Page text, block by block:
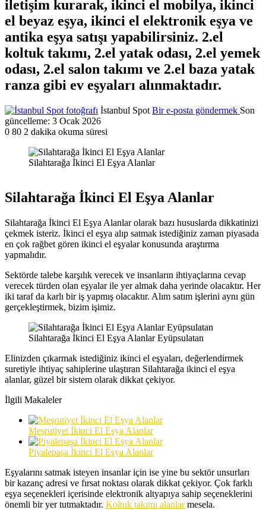
iletişim kurarak, ikinci el mobilya, ikinci
el beyaz eşya, ikinci el elektronik eşya ve
antika eşya satışı yapabilirsiniz. 2.el
koltuk takımı, 2.el yatak odası, 2.el yemek
odası, 2.el salon takımı ve 2.el baza yatak
ranza gibi ev eşyaları alınmaktadır.
İstanbul Spot Bir e-posta göndermek Son
güncelleme: 3 Ocak 2026
0 80 2 dakika okuma süresi
Silahtarağa İkinci El Eşya Alanlar
Silahtarağa İkinci El Eşya Alanlar
Silahtarağa İkinci El Eşya Alanlar olarak bazı hususlarda dikkatinizi
çekmek isteriz. İkinci el eşya alıp satmak istediğiniz zaman piyasada
en çok rağbet gören ikinci el eşyalar konusunda araştırma
yapmalıdır.
Sektörde talebe karşılık verecek ve insanların ihtiyaçlarına cevap
verecek türden olan eşyalar ile yer almak daha yerinde olacaktır. Her
iki taraf da karlı bir iş yapmış olacaktır. Alım satım işlerini aynı gün
gerçekleştirmek, bizim işimiz.
Silahtarağa İkinci El Eşya Alanlar Eyüpsulatan
Elinizden çıkarmak istediğiniz ikinci el eşyaları, değerlendirmek
suretiyle ihtiyaç sahiplerine ulaştıran Silahtarağa ikinci el eşya
alanlar, güzel bir sistem olarak dikkat çekiyor.
İlgili Makaleler
Meşrutiyet İkinci El Eşya Alanlar
Piyalepaşa İkinci El Eşya Alanlar
Eşyalarını satmak isteyen insanlar için ise yine bu sektör unsurları
bir kazanç adresi ve fırsat noktası olarak dikkat çekiyor. Çok farklı
eşya seçenekleri içerisinde elektronik altyapıya sahip seçeneklerini
önemli bir yer tutmaktadır. Koltuk takımı alanlarmesela.